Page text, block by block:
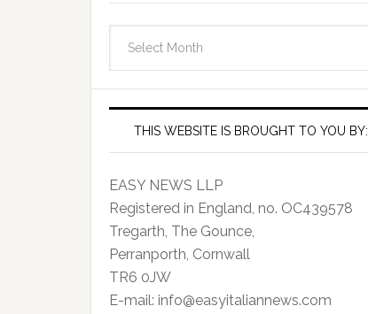
Archives
THIS WEBSITE IS BROUGHT TO YOU BY:
EASY NEWS LLP
Registered in England, no. OC439578
Tregarth, The Gounce,
Perranporth, Cornwall
TR6 0JW
E-mail: info@easyitaliannews.com